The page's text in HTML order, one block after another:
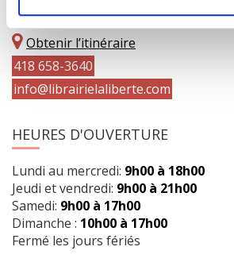
1073 route de l'Église, Québec, QC
Obtenir l’itinéraire
418 658-3640
info@librairielaliberte.com
HEURES D'OUVERTURE
Lundi au mercredi: 9h00 à 18h00
Jeudi et vendredi: 9h00 à 21h00
Samedi: 9h00 à 17h00
Dimanche : 10h00 à 17h00
Fermé les jours fériés